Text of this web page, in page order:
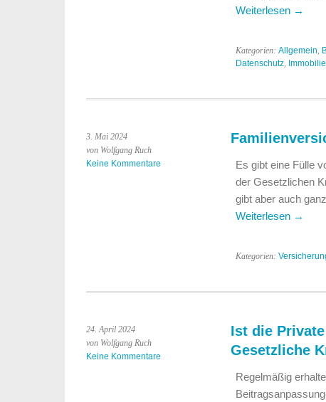
Weiterlesen →
Kategorien: Allgemein,
Datenschutz,
3. Mai 2024
von Wolfgang Ruch
Keine Kommentare
Es gibt eine Fülle
der Gesetzlichen
gibt aber auch
Weiterlesen →
Kategorien:
24. April 2024
von Wolfgang Ruch
Keine Kommentare
Ist die
Gesetzliche
Regelmäßig